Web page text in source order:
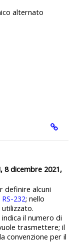
8 dicembre 2021,
definire alcuni
RS-232; nello
utilizzato.
il numero di
trasmettere; il
convenzione per il